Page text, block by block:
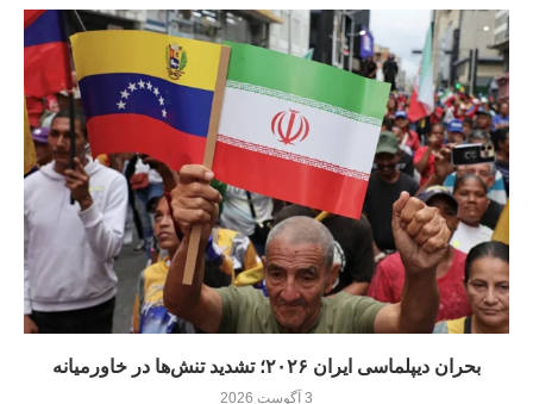
بحران دیپلماسی ایران ۲۰۲۶؛ تشدید تنش‌ها در خاورمیانه
3 آگوست 2026